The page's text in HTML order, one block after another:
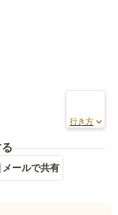
行き方
メールで共有